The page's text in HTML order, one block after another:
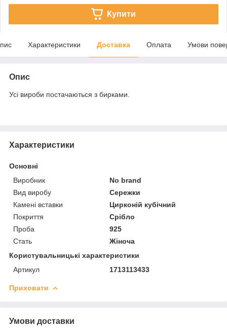
Купити
Характеристики Доставка Оплата Умови
Опис
Усі вироби постачаються з бирками.
Характеристики
Основні
Виробник
No brand
Вид виробу
Сережки
Камені вставки
Цирконій кубічний
Покриття
Срібло
Проба
925
Стать
Жіноча
Користувальницькі характеристики
Артикул
1713113433
Приховати
Умови доставки